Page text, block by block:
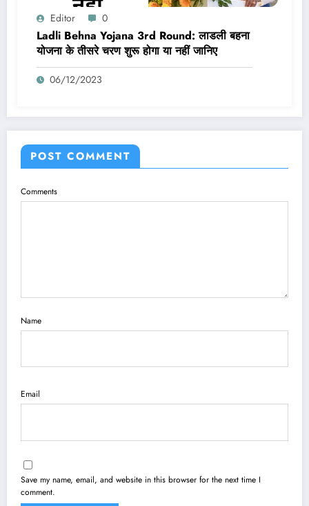
Editor 0
Ladli Behna Yojana 3rd Round: लाडली बहना
योजना के तीसरे चरण शुरू होगा या नहीं जानिए
06/12/2023
POST COMMENT
Comments
Name
Email
Save my name, email, and website in this browser for the next time I
comment.